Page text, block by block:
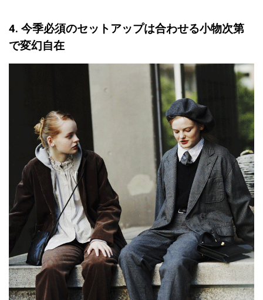
4. 今季必須のセットアップは合わせる小物次第
で変幻自在